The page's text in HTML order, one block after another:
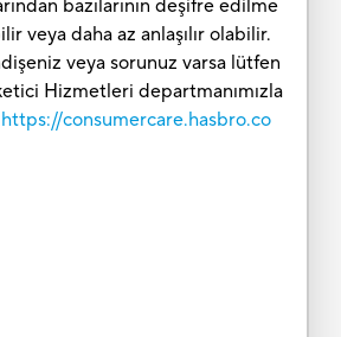
bazılarının deşifre edilme
veya daha az anlaşılır olabilir.
veya sorunuz varsa lütfen
Hizmetleri departmanımızla
https://consumercare.hasbro.co